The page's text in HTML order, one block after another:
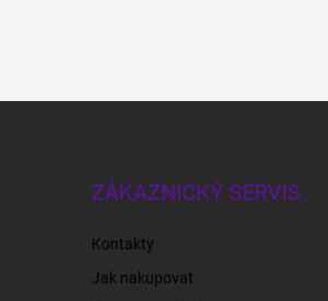
ZÁKAZNICKÝ SERVIS
Kontakty
Jak nakupovat